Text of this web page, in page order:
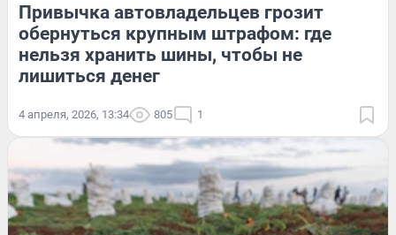
Привычка автовладельцев грозит
обернуться крупным штрафом: где
нельзя хранить шины, чтобы не
лишиться денег
4 апреля, 2026, 13:34 805 1